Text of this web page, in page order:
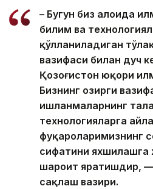
– Бугун биз алоҳида
билим ва
қўлланиладиган
вазифаси билан дуч
Қозоғистон юқори
Бизнинг ҳозирги
ишланмаларнинг
технологияларга
фуқароларимизнинг
сифатини яхшилашга
шароит яратишдир,
сақлаш вазири.